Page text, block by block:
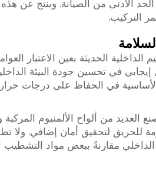
الأدنى من الصيانة. وينتج عن هذه
التركيب.
الحديثة بعين الاعتبار
إيجابي في تحسين جودة البيئة
في الحفاظ على درجات
العديد من ألواح الألمنيوم
للحريق لتحقيق أمان إضافي. ولا
مقارنةً ببعض مواد التشطيب